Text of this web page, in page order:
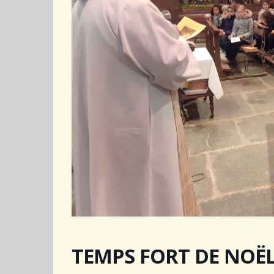
TEMPS FORT DE